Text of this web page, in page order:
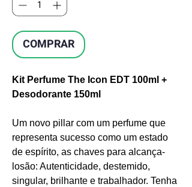
COMPRAR
Kit Perfume The Icon EDT 100ml +
Desodorante 150ml
Um novo pillar com um perfume que
representa sucesso como um estado
de espírito, as chaves para alcança-
losão: Autenticidade, destemido,
singular, brilhante e trabalhador. Tenha